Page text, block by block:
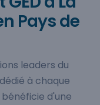
Pays de
leaders du
à chaque
bénéficie d'une